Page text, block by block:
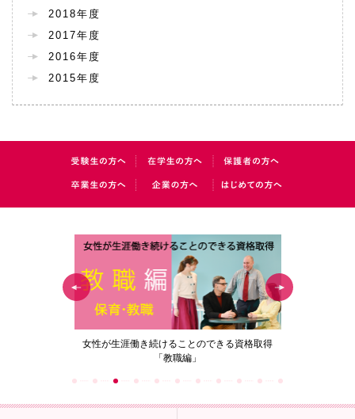
2018年度
2017年度
2016年度
2015年度
女性が生涯働き続けることのできる資格取得
「教職編」